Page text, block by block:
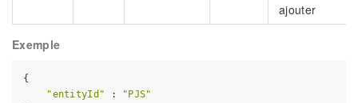
ajouter
Exemple
{
"entityId" :
"PJS"